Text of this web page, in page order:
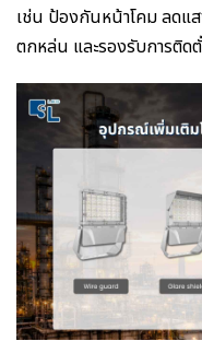
เช่น ป้องกันหน้าโคม ลดแ
ตกหล่น และรองรับการติ